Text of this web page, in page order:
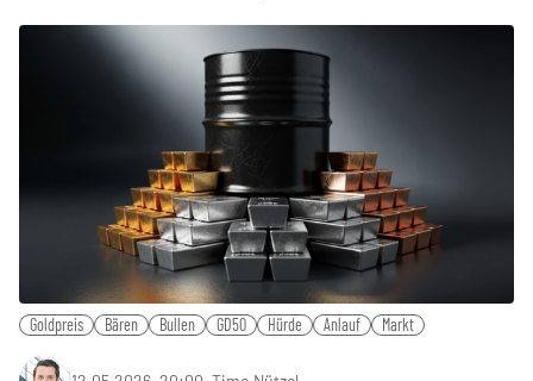
Goldpreis Bären Bullen GD50 Hürde Anlauf Markt